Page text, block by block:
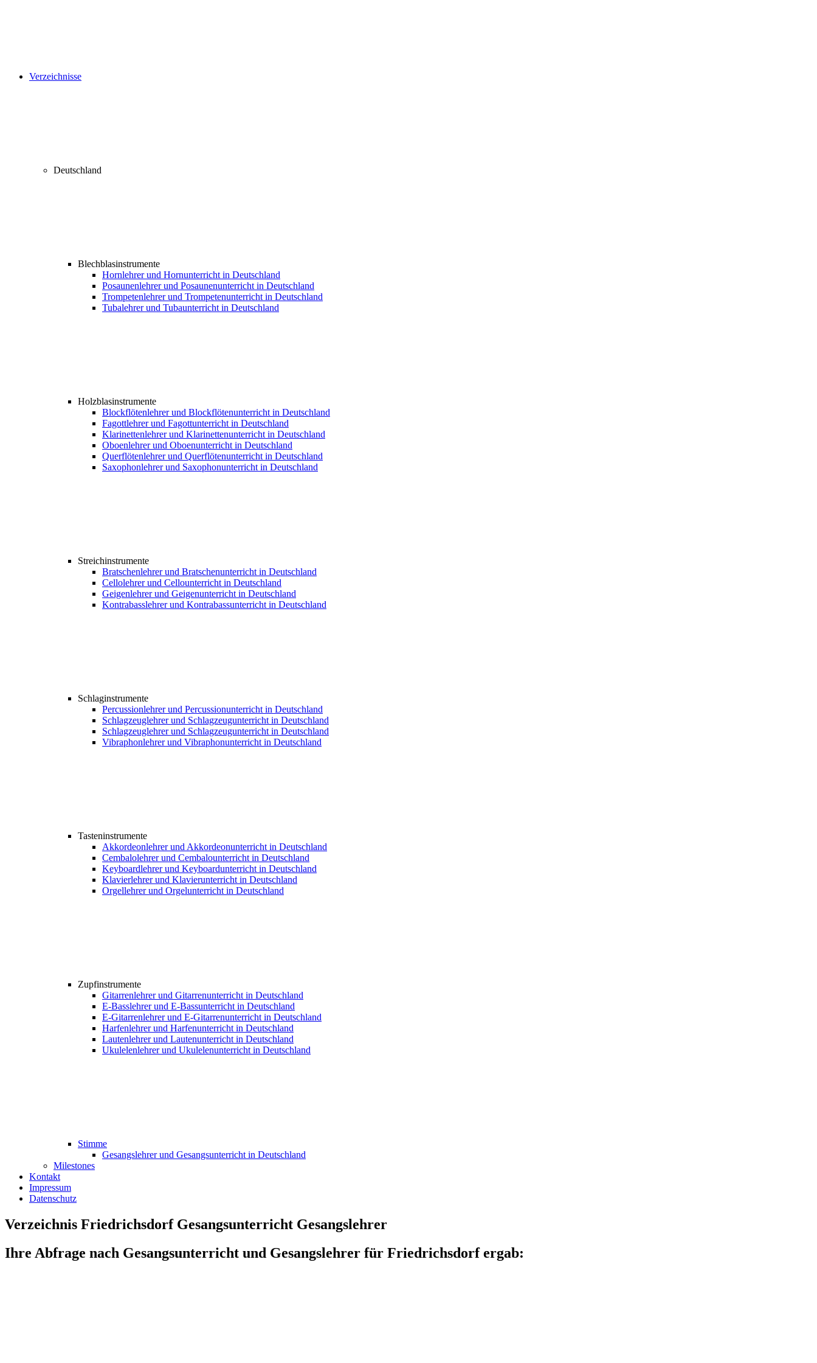
Verzeichnisse
Deutschland
Blechblasinstrumente
Hornlehrer und Hornunterricht in Deutschland
Posaunenlehrer und Posaunenunterricht in Deutschland
Trompetenlehrer und Trompetenunterricht in Deutschland
Tubalehrer und Tubaunterricht in Deutschland
Holzblasinstrumente
Blockflötenlehrer und Blockflötenunterricht in Deutschland
Fagottlehrer und Fagottunterricht in Deutschland
Klarinettenlehrer und Klarinettenunterricht in Deutschland
Oboenlehrer und Oboenunterricht in Deutschland
Querflötenlehrer und Querflötenunterricht in Deutschland
Saxophonlehrer und Saxophonunterricht in Deutschland
Streichinstrumente
Bratschenlehrer und Bratschenunterricht in Deutschland
Cellolehrer und Cellounterricht in Deutschland
Geigenlehrer und Geigenunterricht in Deutschland
Kontrabasslehrer und Kontrabassunterricht in Deutschland
Schlaginstrumente
Percussionlehrer und Percussionunterricht in Deutschland
Schlagzeuglehrer und Schlagzeugunterricht in Deutschland
Schlagzeuglehrer und Schlagzeugunterricht in Deutschland
Vibraphonlehrer und Vibraphonunterricht in Deutschland
Tasteninstrumente
Akkordeonlehrer und Akkordeonunterricht in Deutschland
Cembalolehrer und Cembalounterricht in Deutschland
Keyboardlehrer und Keyboardunterricht in Deutschland
Klavierlehrer und Klavierunterricht in Deutschland
Orgellehrer und Orgelunterricht in Deutschland
Zupfinstrumente
Gitarrenlehrer und Gitarrenunterricht in Deutschland
E-Basslehrer und E-Bassunterricht in Deutschland
E-Gitarrenlehrer und E-Gitarrenunterricht in Deutschland
Harfenlehrer und Harfenunterricht in Deutschland
Lautenlehrer und Lautenunterricht in Deutschland
Ukulelenlehrer und Ukulelenunterricht in Deutschland
Stimme
Gesangslehrer und Gesangsunterricht in Deutschland
Milestones
Kontakt
Impressum
Datenschutz
Verzeichnis Friedrichsdorf Gesangsunterricht Gesangslehrer
Ihre Abfrage nach Gesangsunterricht und Gesangslehrer für Friedrichsdorf ergab: